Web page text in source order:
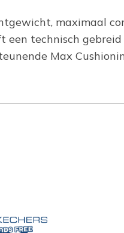
maximaal
een technisch
Max